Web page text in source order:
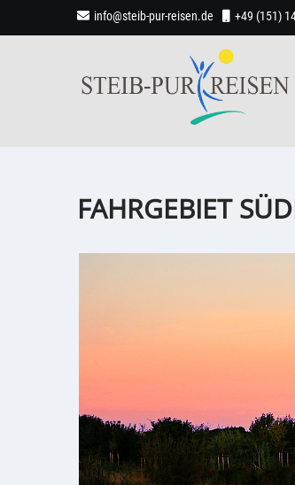
+49 (151)
info@steib-pur-reisen.de
FAHRGEBIET